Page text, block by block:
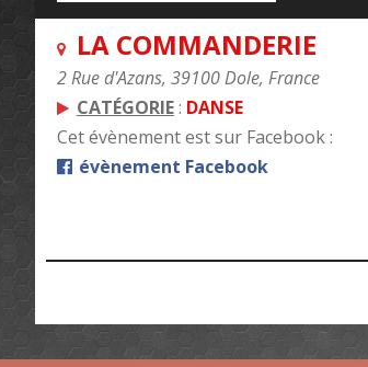
LA COMMANDERIE
2 Rue d'Azans, 39100 Dole, France
CATÉGORIE: DANSE
Cet évènement est sur Facebook :
évènement Facebook